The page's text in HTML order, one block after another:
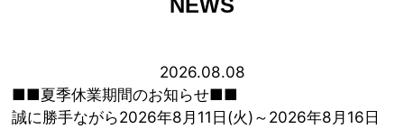
NEWS
2026.08.08
■■夏季休業期間のお知らせ■■
誠に勝手ながら2026年8月11日(火)～2026年8月16日